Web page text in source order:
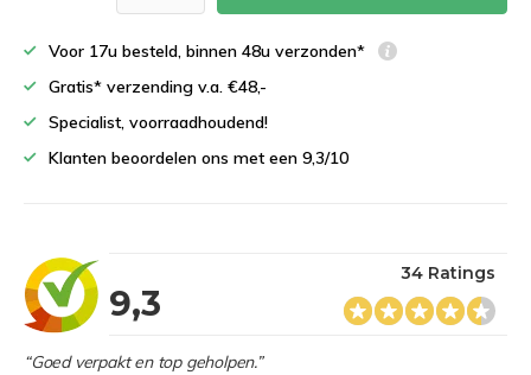
Voor 17u besteld, binnen 48u verzonden*
Gratis* verzending v.a. €48,-
Specialist, voorraadhoudend!
Klanten beoordelen ons met een 9,3/10
9,3
34 Ratings
“Goed verpakt en top geholpen.”